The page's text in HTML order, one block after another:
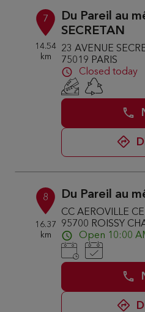
7
14.54
km
Du Pareil au
SECRETAN
23 AVENUE
75019 PARIS
Closed today
8
16.37
km
Du Pareil au
CC AEROVILLE
95700 ROISSY
Open 10:00